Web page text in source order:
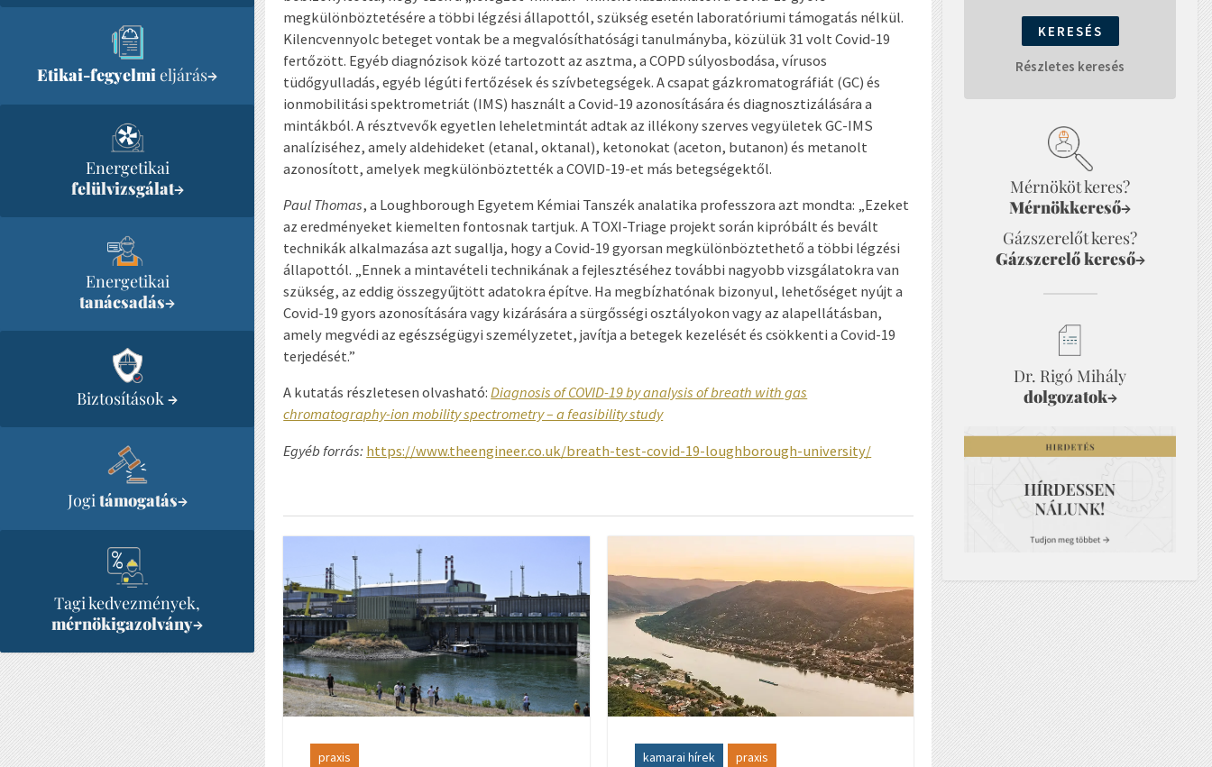
Etikai-fegyelmieljárás→
Energetikai
felülvizsgálat→
Energetikai
tanácsadás→
Biztosítások→
Jogitámogatás→
Tagi kedvezmények,
mérnökigazolvány→
megkülönböztetésére a többi légzési állapottól, szükség esetén laboratóriumi támogatás nélkül.
Kilencvennyolc beteget vontak be a megvalósíthatósági tanulmányba, közülük 31 volt Covid-19
fertőzött. Egyéb diagnózisok közé tartozott az asztma, a COPD súlyosbodása, vírusos
tüdőgyulladás, egyéb légúti fertőzések és szívbetegségek. A csapat gázkromatográfiát (GC) és
ionmobilitási spektrometriát (IMS) használt a Covid-19 azonosítására és diagnosztizálására a
mintákból. A résztvevők egyetlen leheletmintát adtak az illékony szerves vegyületek GC-IMS
analíziséhez, amely aldehideket (etanal, oktanal), ketonokat (aceton, butanon) és metanolt
azonosított, amelyek megkülönböztették a COVID-19-et más betegségektől.
Paul Thomas, a Loughborough Egyetem Kémiai Tanszék analatika professzora azt mondta: „Ezeket
az eredményeket kiemelten fontosnak tartjuk. A TOXI-Triage projekt során kipróbált és bevált
technikák alkalmazása azt sugallja, hogy a Covid-19 gyorsan megkülönböztethető a többi légzési
állapottól. „Ennek a mintavételi technikának a fejlesztéséhez további nagyobb vizsgálatokra van
szükség, az eddig összegyűjtött adatokra építve. Ha megbízhatónak bizonyul, lehetőséget nyújt a
Covid-19 gyors azonosítására vagy kizárására a sürgősségi osztályokon vagy az alapellátásban,
amely megvédi az egészségügyi személyzetet, javítja a betegek kezelését és csökkenti a Covid-19
terjedését.”
A kutatás részletesen olvasható:Diagnosis of COVID-19 by analysis of breath with gas
chromatography-ion mobility spectrometry – a feasibility study
Egyéb forrás: https://www.theengineer.co.uk/breath-test-covid-19-loughborough-university/
praxis kamarai hírek praxis
Részletes keresés
Mérnököt keres?
Mérnökkereső→
Gázszerelőt keres?
Gázszerelő kereső→
Dr. Rigó Mihály
dolgozatok→